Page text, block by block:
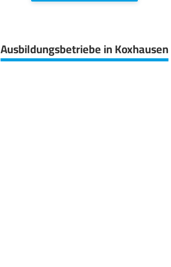
Ausbildungsbetriebe in Koxhausen